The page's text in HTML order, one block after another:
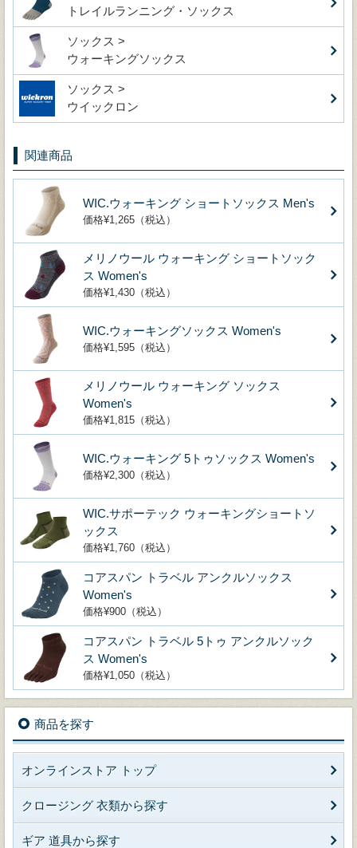
トレイルランニング・ソックス
ソックス >
ウォーキングソックス
ソックス >
ウイックロン
関連商品
WIC.ウォーキング ショートソックス Men's
価格¥1,265（税込）
メリノウール ウォーキング ショートソック
ス Women's
価格¥1,430（税込）
WIC.ウォーキングソックス Women's
価格¥1,595（税込）
メリノウール ウォーキング ソックス
Women's
価格¥1,815（税込）
WIC.ウォーキング 5トゥソックス Women's
価格¥2,300（税込）
WIC.サポーテック ウォーキングショートソ
ックス
価格¥1,760（税込）
コアスパン トラベル アンクルソックス
Women's
価格¥900（税込）
コアスパン トラベル 5トゥ アンクルソック
ス Women's
価格¥1,050（税込）
商品を探す
オンラインストア トップ
クロージング 衣類から探す
ギア 道具から探す